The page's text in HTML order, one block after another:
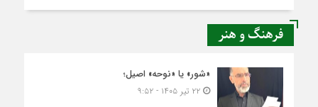
فرهنگ و هنر
«شور» یا «نوحه» اصیل؛
۲۲ تیر ۱۴۰۵ - ۹:۵۲